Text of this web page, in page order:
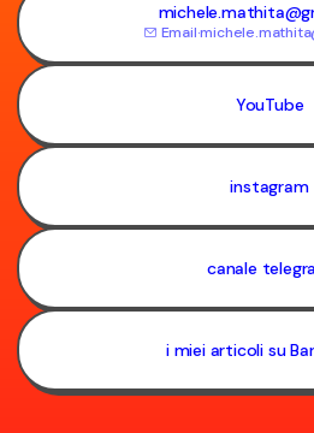
Email·
YouTube
instagram
canale
i miei articoli su